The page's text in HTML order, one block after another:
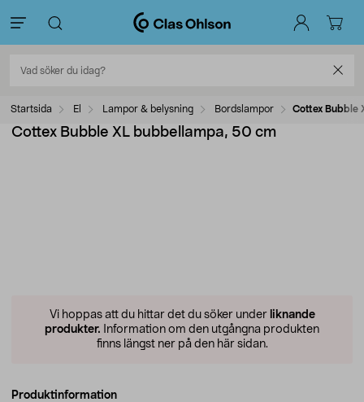
Startsida El Lampor & belysning Bordslampor Cottex Bubble
Cottex Bubble XL bubbellampa, 50 cm
Vi hoppas att du hittar det du söker under liknande
produkter. Information om den utgångna produkten
finns längst ner på den här sidan.
Produktinformation